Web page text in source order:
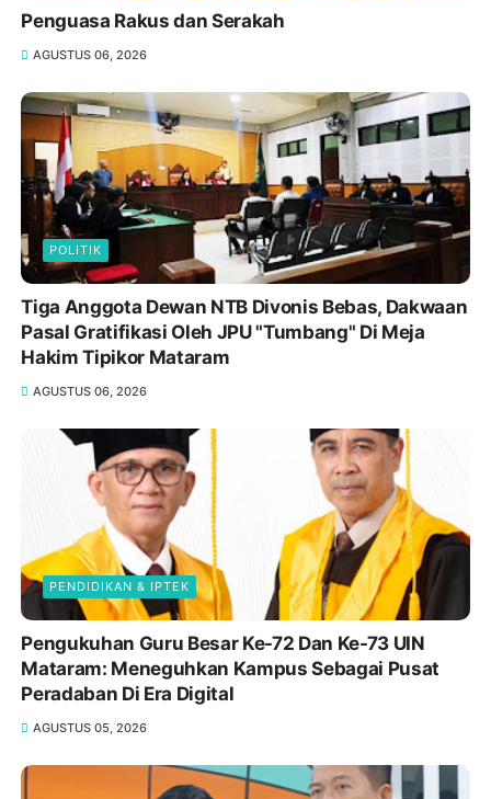
Penguasa Rakus dan Serakah
AGUSTUS 06, 2026
POLITIK
Tiga Anggota Dewan NTB Divonis Bebas, Dakwaan
Pasal Gratifikasi Oleh JPU "Tumbang" Di Meja
Hakim Tipikor Mataram
AGUSTUS 06, 2026
PENDIDIKAN & IPTEK
Pengukuhan Guru Besar Ke-72 Dan Ke-73 UIN
Mataram: Meneguhkan Kampus Sebagai Pusat
Peradaban Di Era Digital
AGUSTUS 05, 2026